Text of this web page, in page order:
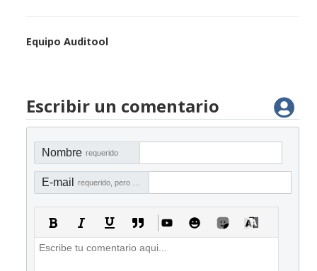
Equipo Auditool
Escribir un comentario
Nombre requerido
E-mail